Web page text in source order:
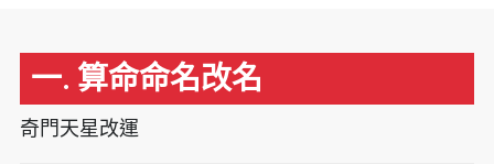
一. 算命命名改名
奇門天星改運